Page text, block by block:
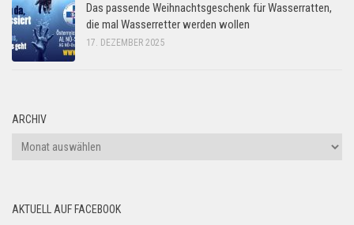
Das passende Weihnachtsgeschenk für Wasserratten,
die mal Wasserretter werden wollen
17. DEZEMBER 2025
ARCHIV
Archiv
AKTUELL AUF FACEBOOK